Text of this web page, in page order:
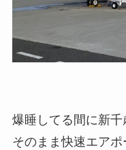
爆睡してる間に新千
そのまま快速エア